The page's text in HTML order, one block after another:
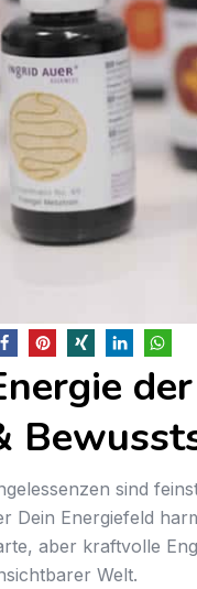
sind
Dein Energiefeld
aber kraftvolle
Welt.